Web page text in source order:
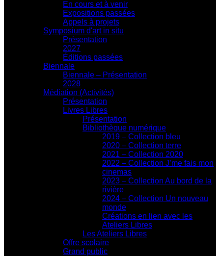
En cours et à venir
Expositions passées
Appels à projets
Symposium d'art in situ
Présentation
2027
Éditions passées
Biennale
Biennale – Présentation
2028
Médiation (Activités)
Présentation
Livres Libres
Présentation
Bibliothèque numérique
2019 – Collection bleu
2020 – Collection terre
2021 – Collection 2020
2022 – Collection J’me fais mon
cinemas
2023 – Collection Au bord de la
rivière
2024 – Collection Un nouveau
monde
Créations en lien avec les
Ateliers Libres
Les Ateliers Libres
Offre scolaire
Grand public